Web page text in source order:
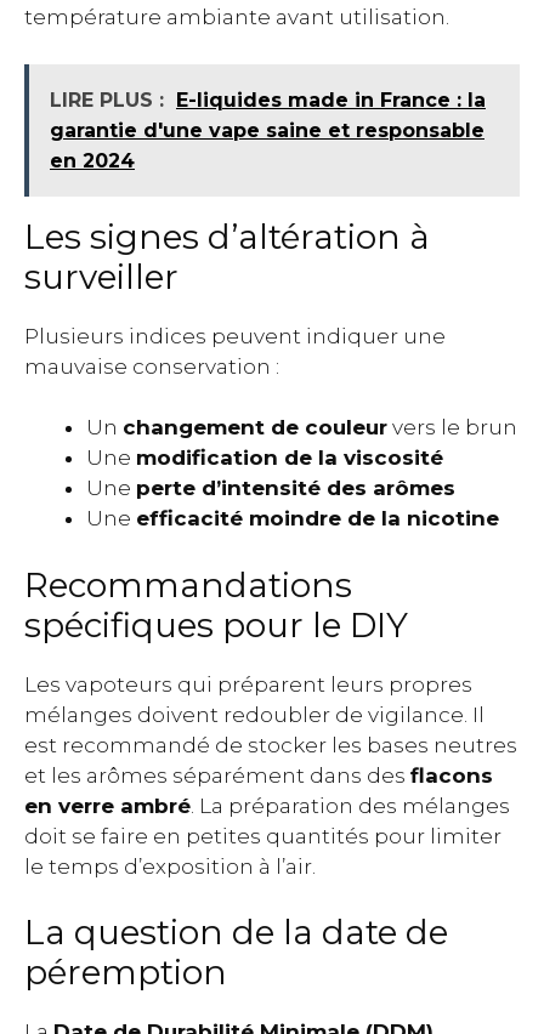
température ambiante avant utilisation.
LIRE PLUS : E-liquides made in France : la
garantie d'une vape saine et responsable
en 2024
Les signes d’altération à
surveiller
Plusieurs indices peuvent indiquer une
mauvaise conservation :
Un changement de couleur vers le brun
Une modification de la viscosité
Une perte d’intensité des arômes
Une efficacité moindre de la nicotine
Recommandations
spécifiques pour le DIY
Les vapoteurs qui préparent leurs propres
mélanges doivent redoubler de vigilance. Il
est recommandé de stocker les bases neutres
et les arômes séparément dans des flacons
en verre ambré . La préparation des mélanges
doit se faire en petites quantités pour limiter
le temps d’exposition à l’air.
La question de la date de
péremption